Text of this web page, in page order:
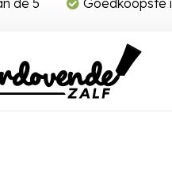
de 5
Goedkoopste